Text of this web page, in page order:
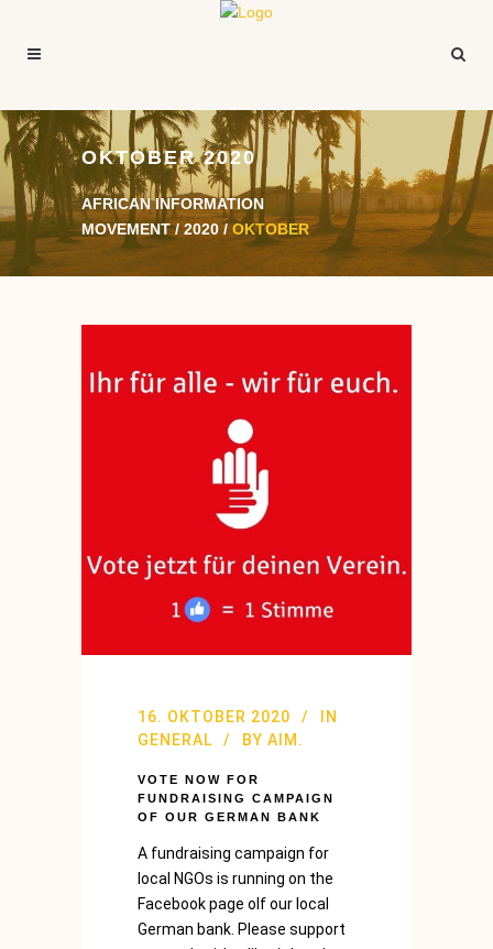
OKTOBER 2020
AFRICAN INFORMATION
MOVEMENT/2020 /OKTOBER
16. OKTOBER 2020
IN
GENERAL
BY AIM.
VOTE NOW FOR
FUNDRAISING CAMPAIGN
OF OUR GERMAN BANK
A fundraising campaign for
local NGOs is running on the
Facebook page olf our local
German bank. Please support